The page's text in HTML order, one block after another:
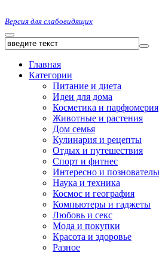
Версия для слабовидящих
Главная
Категории
Питание и диета
Идеи для дома
Косметика и парфюмерия
Животные и растения
Дом семья
Кулинария и рецепты
Отдых и путешествия
Спорт и фитнес
Интересно и
Наука и техника
Космос и география
Компьютеры и гаджеты
Любовь и секс
Мода и покупки
Красота и здоровье
Разное